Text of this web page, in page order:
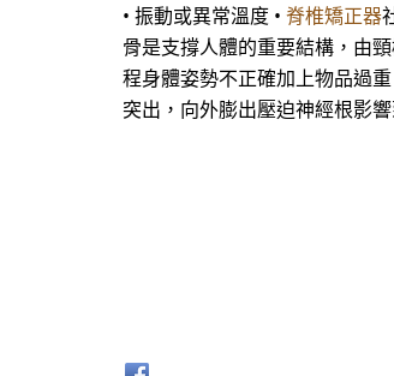
• 振動或異常溫度 • 脊椎矯正器
骨是支撐人體的重要結構，由
程身體姿勢不正確加上物品過
突出，向外膨出壓迫神經根影